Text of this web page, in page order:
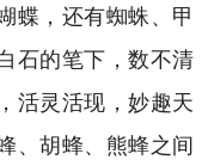
蝶，还有蜘蛛、甲
石的笔下，数不清
活灵活现，妙趣天
、胡蜂、熊蜂之间